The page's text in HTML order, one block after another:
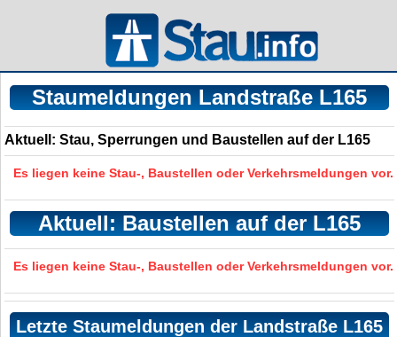
Staumeldungen Landstraße L165
Aktuell: Stau, Sperrungen und Baustellen auf der L165
Es liegen keine Stau-, Baustellen oder Verkehrsmeldungen vor.
Aktuell: Baustellen auf der L165
Es liegen keine Stau-, Baustellen oder Verkehrsmeldungen vor.
Letzte Staumeldungen der Landstraße L165